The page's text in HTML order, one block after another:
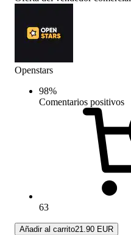
Openstars
98%
Comentarios positivos
63
Añadir al carrito21.90 EUR